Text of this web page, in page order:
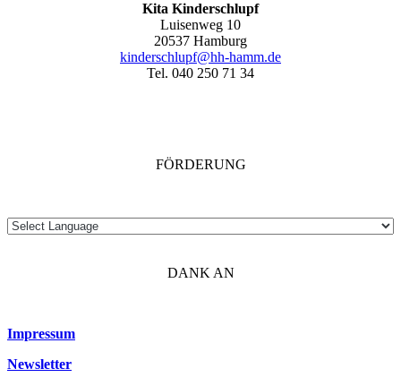
Kita Kinderschlupf
Luisenweg 10
20537 Hamburg
kinderschlupf@hh-hamm.de
Tel. 040 250 71 34
FÖRDERUNG
DANK AN
Impressum
Newsletter